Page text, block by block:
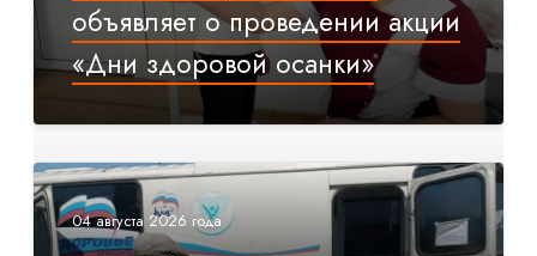
объявляет о проведении акции
«Дни здоровой осанки»
04 августа 2026 года